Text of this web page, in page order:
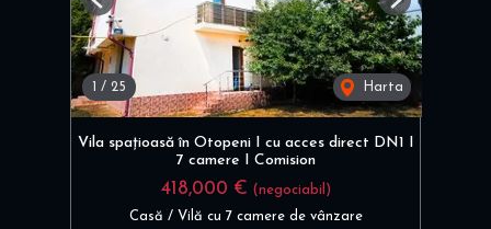
/ 25 Harta
Previous Next
Vila spațioasă în Otopeni I cu acces direct DN1 I
7 camere I Comision
418,000 € (negociabil)
Casă / Vilă cu 7 camere de vânzare